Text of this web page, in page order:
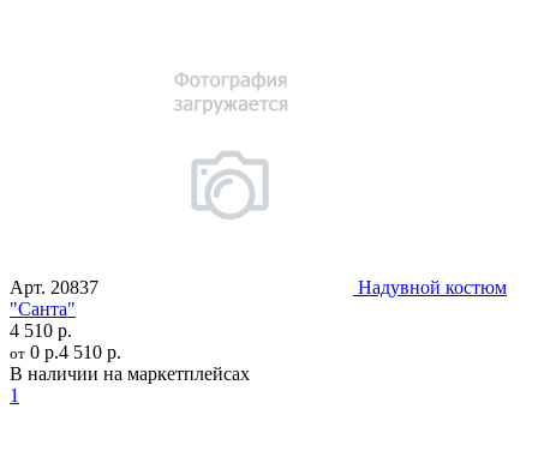
Арт. 20837
Надувной костюм
"Санта"
4 510 р.
от 0 р.4 510 р.
В наличии на маркетплейсах
1